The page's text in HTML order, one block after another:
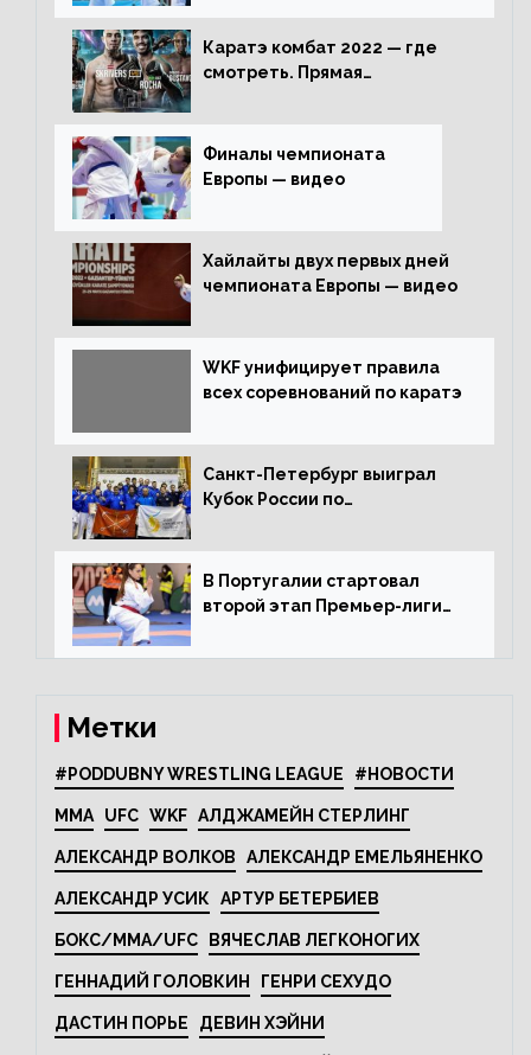
Каратэ комбат 2022 — где
смотреть. Прямая
Финалы чемпионата
Европы — видео
Хайлайты двух первых дней
чемпионата Европы — видео
WKF унифицирует правила
всех соревнований по каратэ
Санкт-Петербург выиграл
Кубок России по
В Португалии стартовал
второй этап Премьер-лиги
Метки
#PODDUBNY WRESTLING LEAGUE #НОВОСТИ
MMA UFC WKF АЛДЖАМЕЙН СТЕРЛИНГ
АЛЕКСАНДР ВОЛКОВ АЛЕКСАНДР ЕМЕЛЬЯНЕНКО
АЛЕКСАНДР УСИК АРТУР БЕТЕРБИЕВ
БОКС/MMA/UFC ВЯЧЕСЛАВ ЛЕГКОНОГИХ
ГЕННАДИЙ ГОЛОВКИН ГЕНРИ СЕХУДО
ДАСТИН ПОРЬЕ ДЕВИН ХЭЙНИ